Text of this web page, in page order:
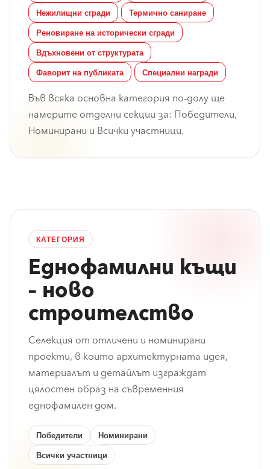
Нежилищни сгради
Термично саниране
Реновиране на исторически сгради
Вдъхновени от структурата
Фаворит на публиката
Специални награди
Във всяка основна категория по-долу ще
намерите отделни секции за: Победители,
Номинирани и Всички участници.
КАТЕГОРИЯ
Еднофамилни къщи
– ново
строителство
Селекция от отличени и номинирани
проекти, в които архитектурната идея,
материалът и детайлът изграждат
цялостен образ на съвременния
еднофамилен дом.
Победители
Номинирани
Всички участници